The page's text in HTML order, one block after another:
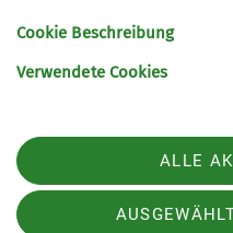
ihr euch für die Kurse
könnt. Ihr findet dies
hier:Link
Sektion
Cookie Beschreibung
Verwendete Cookies
ALLE